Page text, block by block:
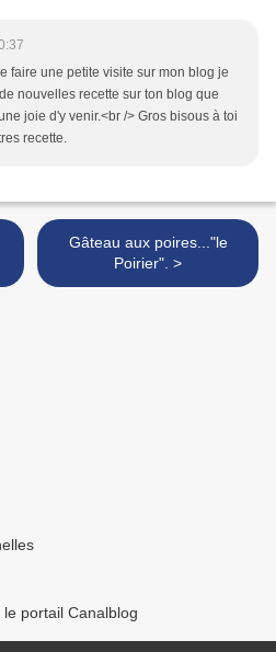
faire une petite visite sur mon blog je
nouvelles recette sur ton blog que
joie d'y venir.<br /> Gros bisous à toi
recette.
Gâteau aux poires..."le
Poirier". >
portail Canalblog